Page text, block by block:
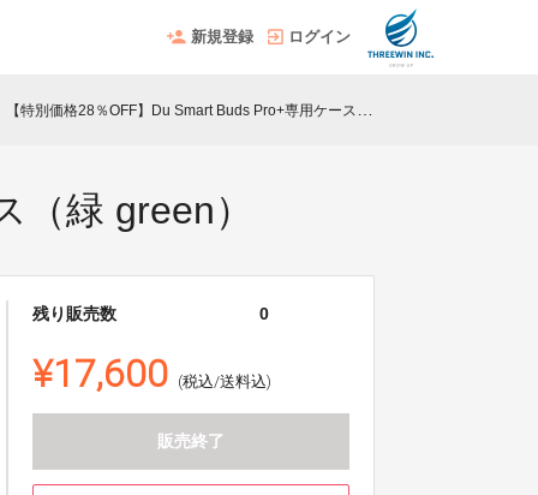
新規登録 ログイン
【特別価格28％OFF】Du Smart Buds Pro+専用ケース（緑 green）
（緑 green）
残り販売数 0
¥17,600 (税込/送料込)
販売終了